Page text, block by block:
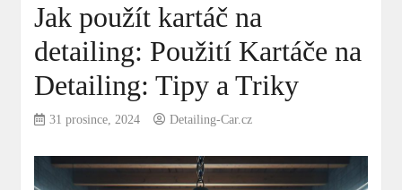
Jak použít kartáč na
detailing: Použití Kartáče na
Detailing: Tipy a Triky
31 prosince, 2024 Detailing-Car.cz